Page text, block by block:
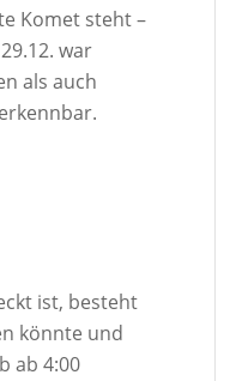
Komet steht –
war
als auch
ist, besteht
könnte und
ab 4:00